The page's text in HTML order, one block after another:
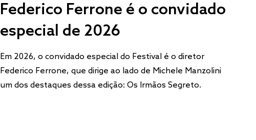
Federico Ferrone é o convidado
especial de 2026
Em 2026, o convidado especial do Festival é o diretor
Federico Ferrone, que dirige ao lado de Michele Manzolini
um dos destaques dessa edição: Os Irmãos Segreto.